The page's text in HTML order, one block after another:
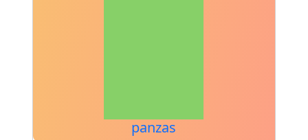
panzas